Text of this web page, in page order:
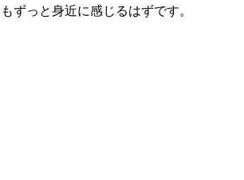
ずっと身近に感じるはずです。